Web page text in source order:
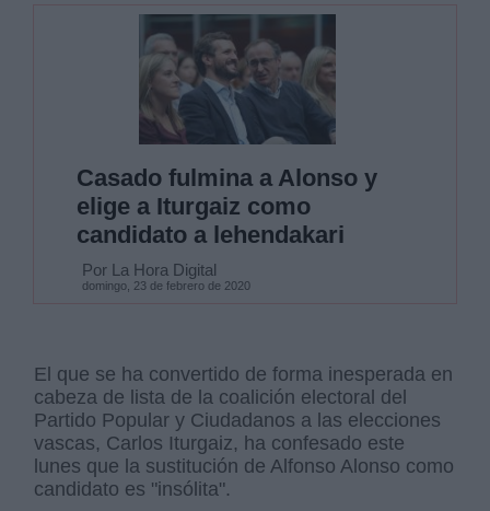
Casado fulmina a Alonso y
elige a Iturgaiz como
candidato a lehendakari
Por La Hora Digital
domingo, 23 de febrero de 2020
El que se ha convertido de forma inesperada en
cabeza de lista de la coalición electoral del
Partido Popular y Ciudadanos a las elecciones
vascas, Carlos Iturgaiz, ha confesado este
lunes que la sustitución de Alfonso Alonso como
candidato es "insólita".